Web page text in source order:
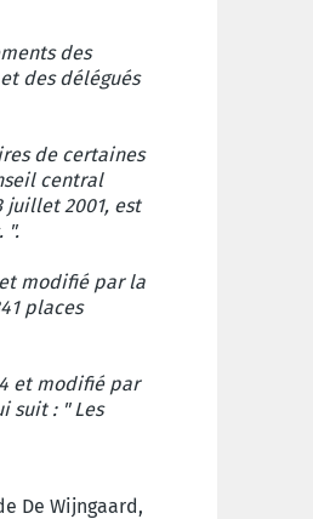
des
des délégués
de certaines
central
juillet 2001, est
".
modifié par la
places
et modifié par
suit : " Les
De Wijngaard,